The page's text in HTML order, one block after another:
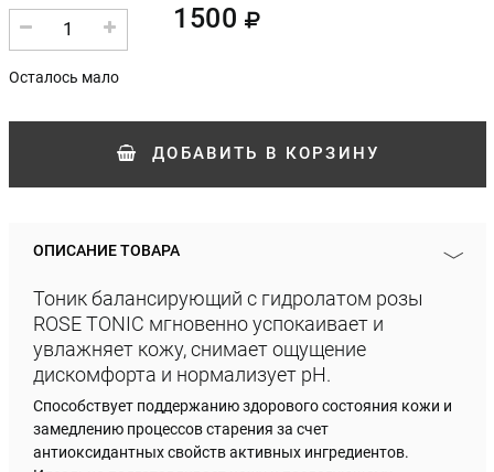
1
Осталось мало
1500
ДОБАВИТЬ В КОРЗИНУ
ОПИСАНИЕ ТОВАРА
Тоник балансирующий с гидролатом розы
ROSE TONIC мгновенно успокаивает и
увлажняет кожу, снимает ощущение
дискомфорта и нормализует pH.
Способствует поддержанию здорового состояния кожи и
замедлению процессов старения за счет
антиоксидантных свойств активных ингредиентов.